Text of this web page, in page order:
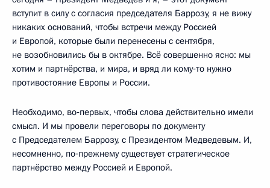
вступит в силу с согласия председателя Баррозу, я не вижу
никаких оснований, чтобы встречи между Россией
и Европой, которые были перенесены с сентября,
не возобновились бы в октябре. Всё совершенно ясно: мы
хотим и партнёрства, и мира, и вряд ли кому‑то нужно
противостояние Европы и России.
Необходимо, во‑первых, чтобы слова действительно имели
смысл. И мы провели переговоры по документу
с Председателем Баррозу, с Президентом Медведевым. И,
несомненно, по‑прежнему существует стратегическое
партнёрство между Россией и Европой.